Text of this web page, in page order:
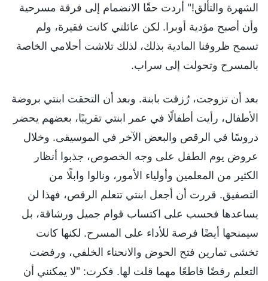
الشهرة والتألق!" أردت حقًا الانضمام إلى فرقة مسرحية
وأن أصبح مؤدية أوبرا. لكن عائلتي كانت فقيرة، ولم
تسمح ظروفنا المادية بذلك، لذلك تلاشت أحلامي الخاصة
بالمسرح وتحولت إلى سراب.
بعد أن تزوجت، رُزقت بابنة. وبعد أن التحقت ابنتي بروضة
الأطفال، رأيت أطفالًا في عمر ابنتي تقريبًا، بعضهم يحضر
دروسًا في الرقص والبعض الآخر في الموسيقى. وخلال
عروض يوم الطفل على وجه الخصوص، جذبوا أنظار
الكثير من المعلمين وأولياء الأمور، ونالوا وابلًا من
التصفيق. قررت أن أجعل ابنتي تتعلم الرقص، فهذا لن
يساعدها فحسب على اكتساب قوام جميل ورشاقة، بل
سيمنحها أيضًا فرصة للأداء على المسرح. لكنها كانت
تخشى تمارين فتح الحوض والانحناء الخلفي، ورفضت
التعلم رفضًا قاطعًا مهما قلت لها. فكرت: "لا يمكنني أن